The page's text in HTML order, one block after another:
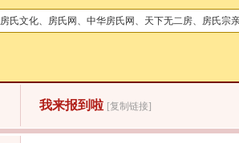
帖子
房氏文化、房氏网、中华房氏网、天下无二房、房氏宗
我来报到啦 [复制链接]